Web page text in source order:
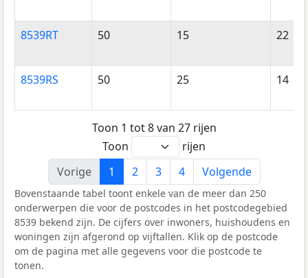
8539RT 50 15 22
8539RS 50 25 14
Toon 1 tot 8 van 27 rijen
Toon
rijen
Vorige
1 2 3 4 Volgende
Bovenstaande tabel toont enkele van de meer dan 250
onderwerpen die voor de postcodes in het postcodegebied
8539 bekend zijn. De cijfers over inwoners, huishoudens en
woningen zijn afgerond op vijftallen. Klik op de postcode
om de pagina met alle gegevens voor die postcode te
tonen.